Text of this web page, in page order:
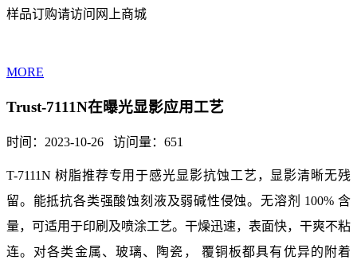
样品订购请访问网上商城
MORE
Trust-7111N在曝光显影应用工艺
时间：2023-10-26 访问量： 651
T-7111N 树脂推荐专用于感光显影抗蚀工艺，显影清晰无残
留。能抵抗各类强酸蚀刻液及弱碱性侵蚀。无溶剂 100% 含
量，可适用于印刷及喷涂工艺。干燥迅速，表面快，干爽不粘
连。对各类金属、玻璃、陶瓷， 覆铜板都具有优异的附着